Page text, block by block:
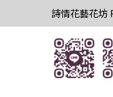
詩情花藝花